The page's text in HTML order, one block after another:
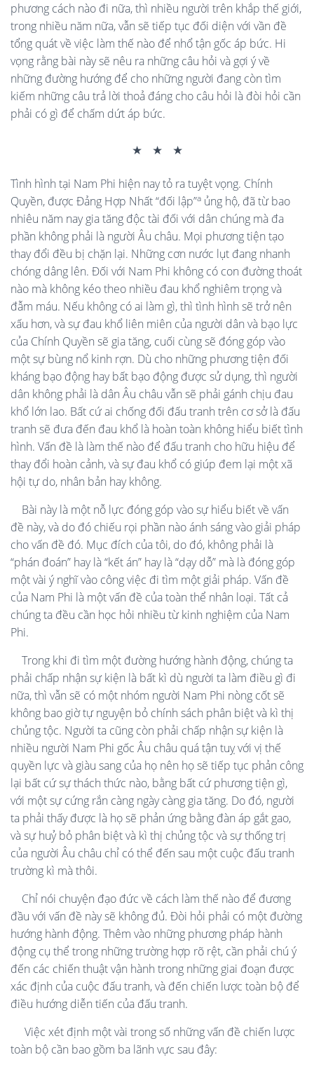
phương cách nào đi nữa, thì nhiều người trên khắp thế giới,
trong nhiều năm nữa, vẫn sẽ tiếp tục đối diện với vần đề
tổng quát về việc làm thế nào để nhổ tận gốc áp bức. Hi
vọng rằng bài này sẽ nêu ra những câu hỏi và gợi ý về
những đường hướng để cho những người đang còn tìm
kiếm những câu trả lời thoả đáng cho câu hỏi là đòi hỏi cần
phải có gì để chấm dứt áp bức.
٭ ٭ ٭
Tình hình tại Nam Phi hiện nay tỏ ra tuyệt vọng. Chính
Quyền, được Đảng Hợp Nhất “đối lập”a ủng hộ, đã từ bao
nhiêu năm nay gia tăng độc tài đối với dân chúng mà đa
phần không phải là người Âu châu. Mọi phương tiện tạo
thay đổi đều bị chặn lại. Những cơn nước lụt đang nhanh
chóng dâng lên. Đối với Nam Phi không có con đường thoát
nào mà không kéo theo nhiều đau khổ nghiêm trọng và
đẫm máu. Nếu không có ai làm gì, thì tình hình sẽ trở nên
xấu hơn, và sự đau khổ liên miên của người dân và bạo lực
của Chính Quyền sẽ gia tăng, cuối cùng sẽ đóng góp vào
một sự bùng nổ kinh rợn. Dù cho những phương tiện đối
kháng bạo động hay bất bạo động được sử dụng, thì người
dân không phải là dân Âu châu vẫn sẽ phải gánh chịu đau
khổ lớn lao. Bất cứ ai chống đối đấu tranh trên cơ sở là đấu
tranh sẽ đưa đến đau khổ là hoàn toàn không hiểu biết tình
hình. Vấn đề là làm thế nào để đấu tranh cho hữu hiệu để
thay đổi hoàn cảnh, và sự đau khổ có giúp đem lại một xã
hội tự do, nhân bản hay không.
Bài này là một nỗ lực đóng góp vào sự hiểu biết về vấn
đề này, và do đó chiếu rọi phần nào ánh sáng vào giải pháp
cho vấn đề đó. Mục đích của tôi, do đó, không phải là
“phán đoán” hay là “kết án” hay là “dạy dỗ” mà là đóng góp
một vài ý nghĩ vào công việc đi tìm một giải pháp. Vấn đề
của Nam Phi là một vấn đề của toàn thể nhân loại. Tất cả
chúng ta đều cần học hỏi nhiều từ kinh nghiệm của Nam
Phi.
Trong khi đi tìm một đường hướng hành động, chúng ta
phải chấp nhận sự kiện là bất kì dù người ta làm điều gì đi
nữa, thì vẫn sẽ có một nhóm người Nam Phi nòng cốt sẽ
không bao giờ tự nguyện bỏ chính sách phân biệt và kì thị
chủng tộc. Người ta cũng còn phải chấp nhận sự kiện là
nhiều người Nam Phi gốc Âu châu quá tận tuỵ với vị thế
quyền lực và giàu sang của họ nên họ sẽ tiếp tục phản công
lại bất cứ sự thách thức nào, bằng bất cứ phương tiện gì,
với một sự cứng rắn càng ngày càng gia tăng. Do đó, người
ta phải thấy được là họ sẽ phản ứng bằng đàn áp gắt gao,
và sự huỷ bỏ phân biệt và kì thị chủng tộc và sự thống trị
của người Âu châu chỉ có thể đến sau một cuộc đấu tranh
trường kì mà thôi.
Chỉ nói chuyện đạo đức về cách làm thế nào để đương
đầu với vấn đề này sẽ không đủ. Đòi hỏi phải có một đường
hướng hành động. Thêm vào những phương pháp hành
động cụ thể trong những trường hợp rõ rệt, cần phải chú ý
đến các chiến thuật vận hành trong những giai đoạn được
xác định của cuộc đấu tranh, và đến chiến lược toàn bộ để
điều hướng diễn tiến của đấu tranh.
Việc xét định một vài trong số những vấn đề chiến lược
toàn bộ cần bao gồm ba lãnh vực sau đây: